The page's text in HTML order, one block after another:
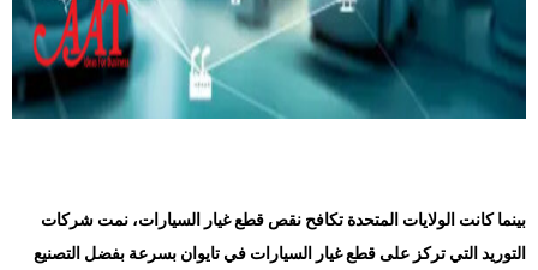
بينما كانت الولايات المتحدة تكافح نقص قطع غيار السيارات، نمت شركات
التوريد التي تركز على قطع غيار السيارات في تايوان بسرعة بفضل التصنيع